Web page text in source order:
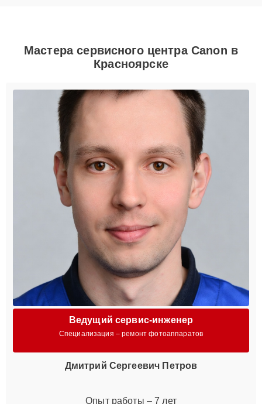
Мастера сервисного центра Canon в
Красноярске
Ведущий сервис-инженер
Специализация – ремонт фотоаппаратов
Дмитрий Сергеевич Петров
Опыт работы – 7 лет